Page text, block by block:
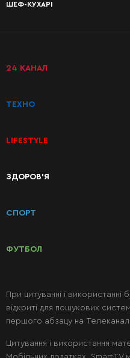
КАТЕГОРІЇ
РЕЦЕПТІВ
ШЕФ-КУХАРІ
24 КАНАЛ
ТЕХНО
LIFESTYLE
ЗДОРОВ’Я
СПОРТ
ФУТБОЛ
При цитуванні і використанні
відкриті для пошукових
першого абзацу на
Цитування і використання